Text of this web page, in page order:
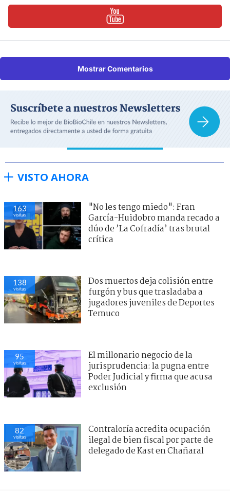
Mostrar Comentarios
VISTO AHORA
163
visitas
"No les tengo miedo": Fran
García-Huidobro manda recado a
dúo de ’La Cofradía’ tras brutal
crítica
138
visitas
Dos muertos deja colisión entre
furgón y bus que trasladaba a
jugadores juveniles de Deportes
Temuco
95
visitas
El millonario negocio de la
jurisprudencia: la pugna entre
Poder Judicial y firma que acusa
exclusión
82
visitas
Contraloría acredita ocupación
ilegal de bien fiscal por parte de
delegado de Kast en Chañaral